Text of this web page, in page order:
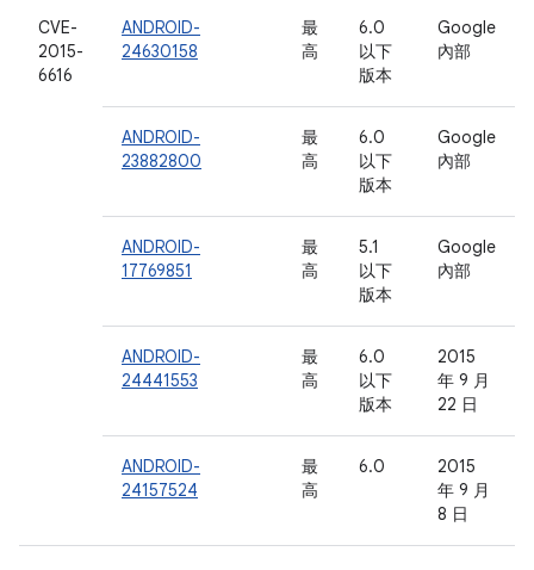
CVE-
2015-
6616
ANDROID-
24630158
最
高
6.0
以下
版本
Google
內部
ANDROID-
23882800
最
高
6.0
以下
版本
Google
內部
ANDROID-
17769851
最
高
5.1
以下
版本
Google
內部
ANDROID-
24441553
最
高
6.0
以下
版本
2015
年 9 月
22 日
ANDROID-
24157524
最
高
6.0
2015
年 9 月
8 日